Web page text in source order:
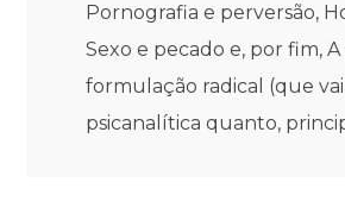
Pornografia e perversão,
Sexo e pecado e, por fim,
formulação radical (que
psicanalítica quanto,